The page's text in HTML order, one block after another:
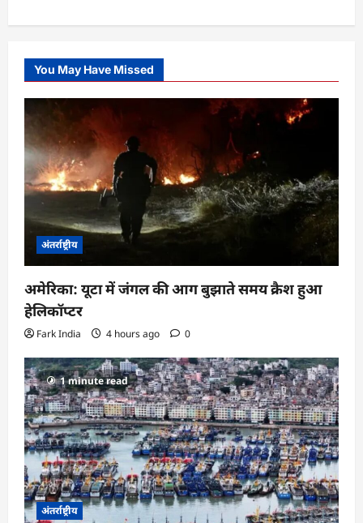
You May Have Missed
अंतर्राष्ट्रीय
अमेरिका: यूटा में जंगल की आग बुझाते समय क्रैश हुआ
हेलिकॉप्टर
Fark India 4 hours ago 0
1 minute read
अंतर्राष्ट्रीय